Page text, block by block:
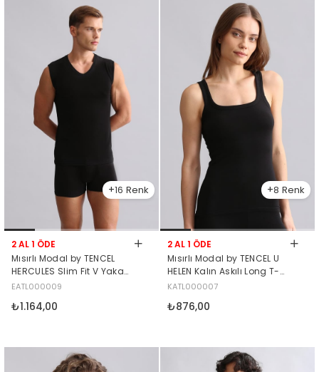
16
2 AL 1 ÖDE
Mısırlı Modal by TENCEL
HERCULES Slim Fit V Yaka
Sporcu Atlet / T-Shirt Siyah
EATL000009
₺1.164,00
8
2 AL 1 ÖDE
Mısırlı Modal by TENCEL U
HELEN Kalın Askılı Long T-
Shirt / Atlet Siyah
KATL000007
₺876,00